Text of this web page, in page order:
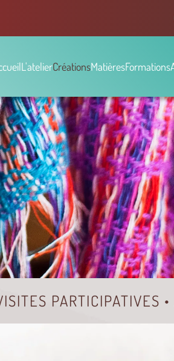
L'atelierCréationsMatièresFormations
PARTICIPATIVES